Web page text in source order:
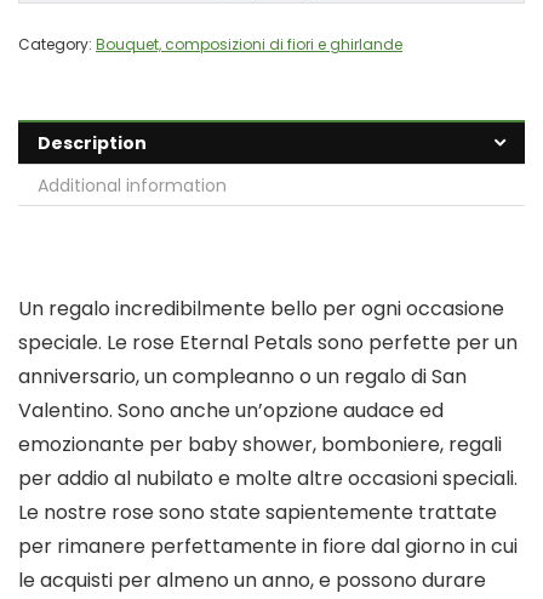
Category: Bouquet, composizioni di fiori e ghirlande
Description
Additional information
Un regalo incredibilmente bello per ogni occasione
speciale. Le rose Eternal Petals sono perfette per un
anniversario, un compleanno o un regalo di San
Valentino. Sono anche un’opzione audace ed
emozionante per baby shower, bomboniere, regali
per addio al nubilato e molte altre occasioni speciali.
Le nostre rose sono state sapientemente trattate
per rimanere perfettamente in fiore dal giorno in cui
le acquisti per almeno un anno, e possono durare